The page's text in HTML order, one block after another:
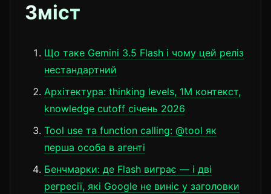
Зміст
Що таке Gemini 3.5 Flash і чому цей реліз
нестандартний
Архітектура: thinking levels, 1M контекст,
knowledge cutoff січень 2026
Tool use та function calling: @tool як
перша особа в агенті
Бенчмарки: де Flash виграє — і дві
регресії, які Google не виніс у заголовки